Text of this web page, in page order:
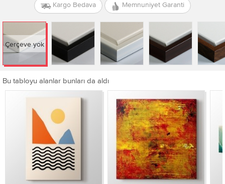
Kargo Bedava Memnuniyet Garanti
Çerçeve yok
Bu tabloyu alanlar bunları da aldı